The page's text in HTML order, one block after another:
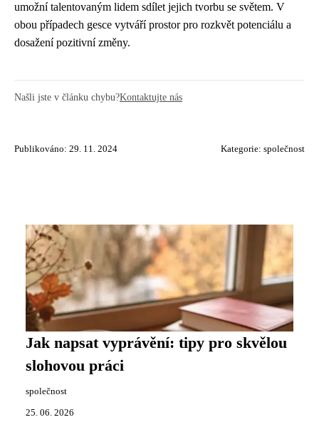
umožní talentovaným lidem sdílet jejich tvorbu se světem. V
obou případech gesce vytváří prostor pro rozkvět potenciálu a
dosažení pozitivní změny.
Našli jste v článku chybu?Kontaktujte nás
Publikováno: 29. 11. 2024 Kategorie: společnost
Jak napsat vyprávění: tipy pro skvělou
slohovou práci
společnost
25. 06. 2026